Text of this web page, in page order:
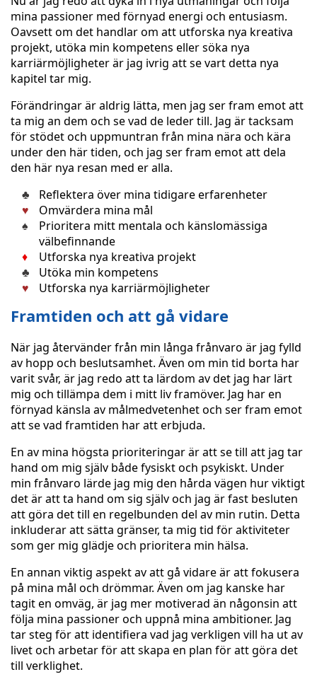
mina passioner med förnyad energi och entusiasm.
Oavsett om det handlar om att utforska nya kreativa
projekt, utöka min kompetens eller söka nya
karriärmöjligheter är jag ivrig att se vart detta nya
kapitel tar mig.
Förändringar är aldrig lätta, men jag ser fram emot att
ta mig an dem och se vad de leder till. Jag är tacksam
för stödet och uppmuntran från mina nära och kära
under den här tiden, och jag ser fram emot att dela
den här nya resan med er alla.
Reflektera över mina tidigare erfarenheter
Omvärdera mina mål
Prioritera mitt mentala och känslomässiga
välbefinnande
Utforska nya kreativa projekt
Utöka min kompetens
Utforska nya karriärmöjligheter
Framtiden och att gå vidare
När jag återvänder från min långa frånvaro är jag fylld
av hopp och beslutsamhet. Även om min tid borta har
varit svår, är jag redo att ta lärdom av det jag har lärt
mig och tillämpa dem i mitt liv framöver. Jag har en
förnyad känsla av målmedvetenhet och ser fram emot
att se vad framtiden har att erbjuda.
En av mina högsta prioriteringar är att se till att jag tar
hand om mig själv både fysiskt och psykiskt. Under
min frånvaro lärde jag mig den hårda vägen hur viktigt
det är att ta hand om sig själv och jag är fast besluten
att göra det till en regelbunden del av min rutin. Detta
inkluderar att sätta gränser, ta mig tid för aktiviteter
som ger mig glädje och prioritera min hälsa.
En annan viktig aspekt av att gå vidare är att fokusera
på mina mål och drömmar. Även om jag kanske har
tagit en omväg, är jag mer motiverad än någonsin att
följa mina passioner och uppnå mina ambitioner. Jag
tar steg för att identifiera vad jag verkligen vill ha ut av
livet och arbetar för att skapa en plan för att göra det
till verklighet.